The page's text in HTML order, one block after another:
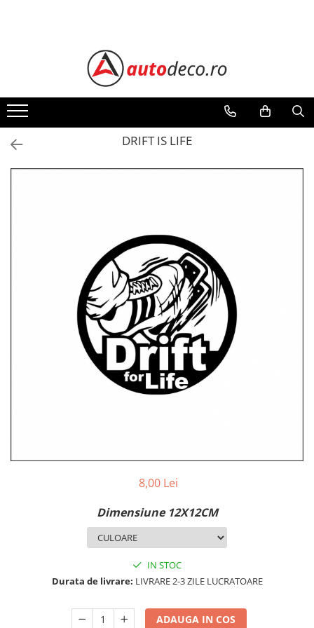
ALFA ROMEO
BMW
CHEVROLET
VOLVO
STICKERE STALPI SI GEAM MIC
STICKERE CAMUFLAJ
STICKERE PENTRU FIRME
DRIFT IS LIFE
8,00 Lei
Dimensiune 12X12CM
IN STOC
Durata de livrare: LIVRARE 2-3 ZILE LUCRATOARE
ADAUGA IN COS